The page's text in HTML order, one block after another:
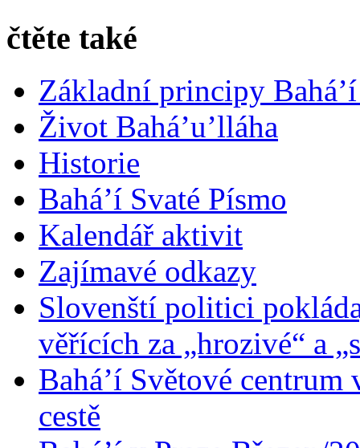
čtěte také
Základní principy
Život Bahá’u’lláha
Historie
Bahá’í Svaté Písmo
Kalendář aktivit
Zajímavé odkazy
Slovenští politici
věřících za „hrozivé“ a
Bahá’í Světové
cestě